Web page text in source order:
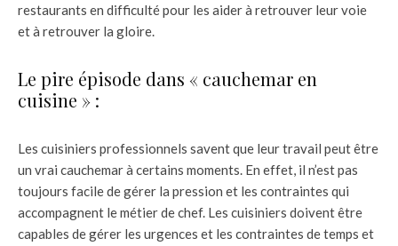
restaurants en difficulté pour les aider à retrouver leur voie
et à retrouver la gloire.
Le pire épisode dans « cauchemar en
cuisine » :
Les cuisiniers professionnels savent que leur travail peut être
un vrai cauchemar à certains moments. En effet, il n’est pas
toujours facile de gérer la pression et les contraintes qui
accompagnent le métier de chef. Les cuisiniers doivent être
capables de gérer les urgences et les contraintes de temps et